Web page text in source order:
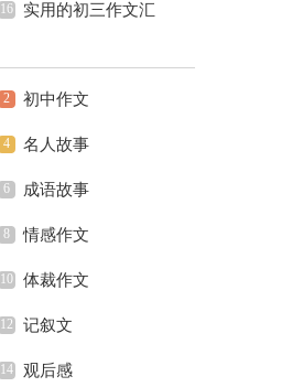
汇总七篇
实用的初三作文汇
初中作文
名人故事
成语故事
情感作文
体裁作文
记叙文
观后感